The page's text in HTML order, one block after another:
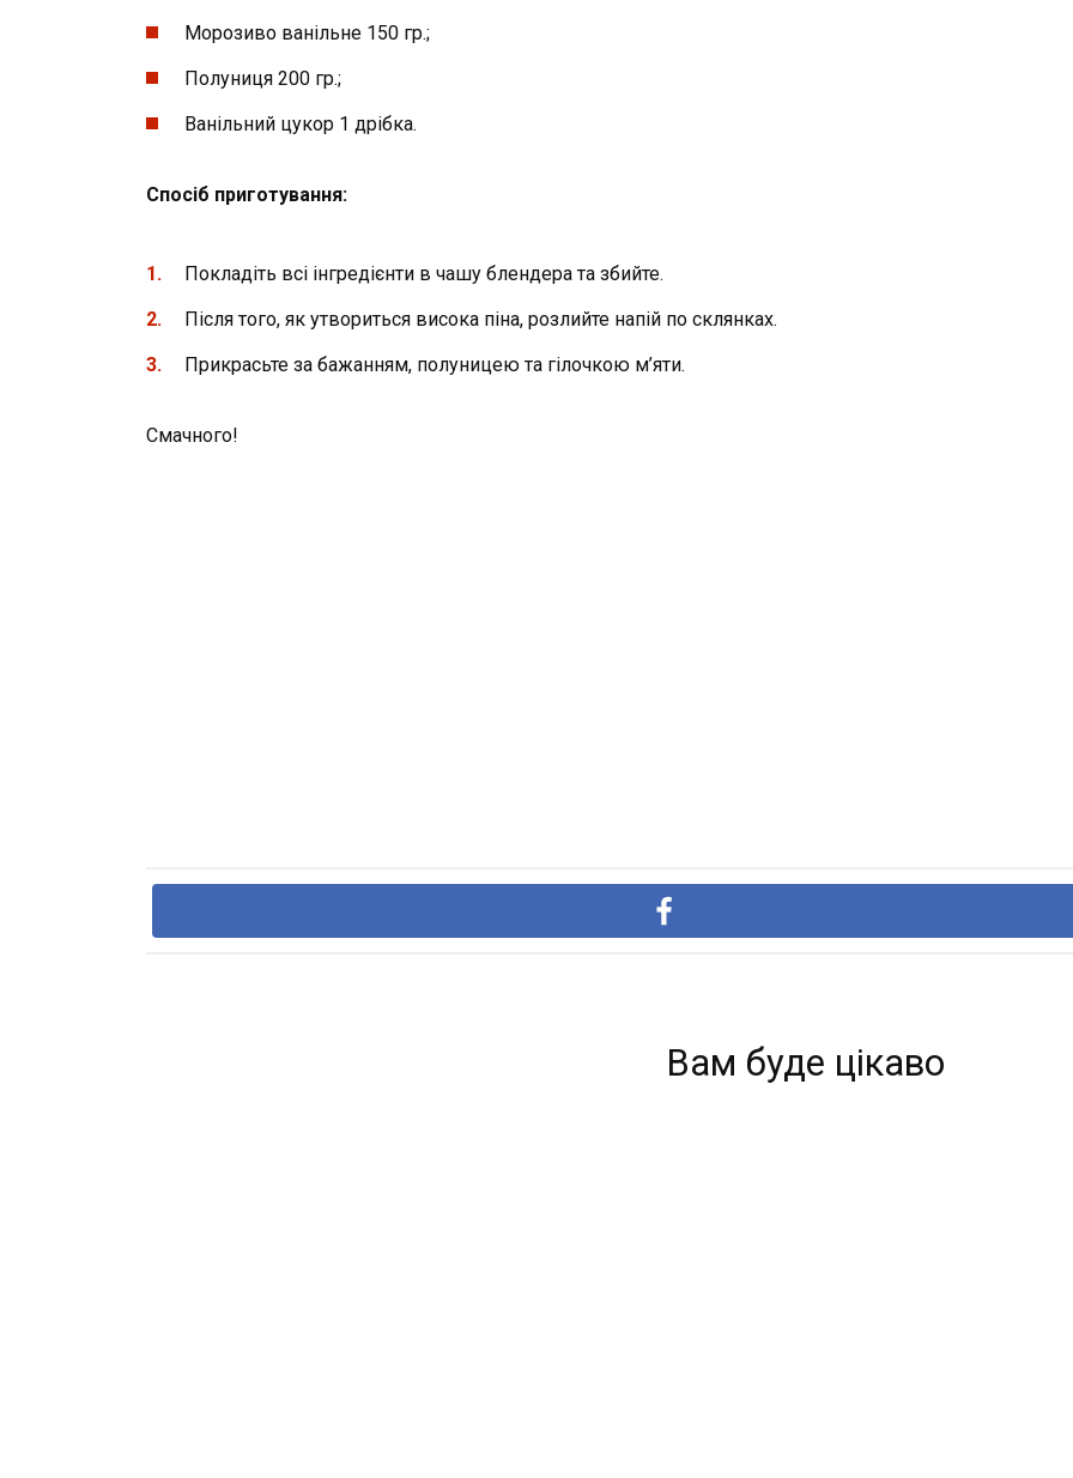
Морозиво ванільне 150 гр.;
Полуниця 200 гр.;
Ванільний цукор 1 дрібка.
Спосіб приготування:
Покладіть всі інгредієнти в чашу блендера та збийте.
Після того, як утвориться висока піна, розлийте напій по склянках.
Прикрасьте за бажанням, полуницею та гілочкою м’яти.
Смачного!
Вам буде цікаво